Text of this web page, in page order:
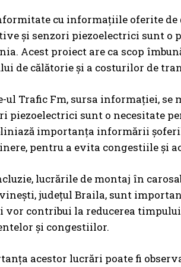
cu informațiile oferite de
și senzori piezoelectrici sunt o
Acest proiect are ca scop
de călătorie și a costurilor de
ul Trafic Fm, sursa informației,
piezoelectrici sunt o necesitate
importanța informării
pentru a evita congestiile și
lucrările de montaj în
județul Braila, sunt
vor contribui la reducerea
și congestiilor.
acestor lucrări poate fi